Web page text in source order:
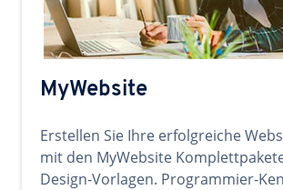
MyWebsite
Erstellen Sie Ihre erfolgreiche
mit den MyWebsite
Design-Vorlagen. Programmier-